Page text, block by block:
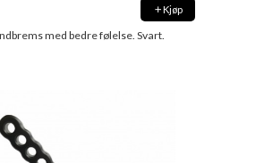
Kjøp
med bedre følelse. Svart.